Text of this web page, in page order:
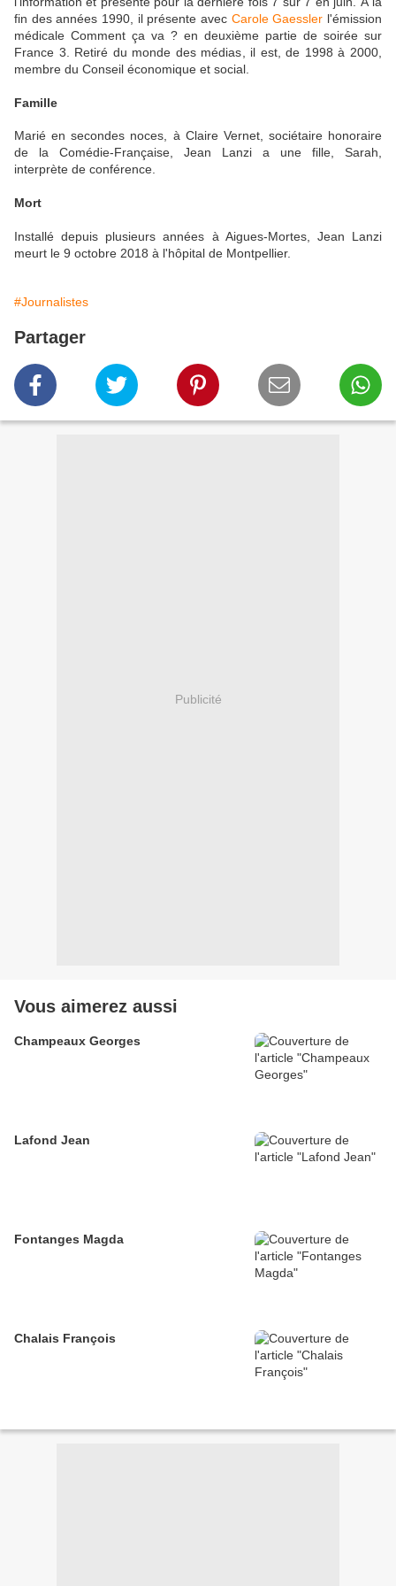
fin des années 1990, il présente avec Carole Gaessler l'émission
médicale Comment ça va ? en deuxième partie de soirée sur
France 3. Retiré du monde des médias, il est, de 1998 à 2000,
membre du Conseil économique et social.
Famille
Marié en secondes noces, à Claire Vernet, sociétaire honoraire
de la Comédie-Française, Jean Lanzi a une fille, Sarah,
interprète de conférence.
Mort
Installé depuis plusieurs années à Aigues-Mortes, Jean Lanzi
meurt le 9 octobre 2018 à l'hôpital de Montpellier.
#Journalistes
Partager
Publicité
Vous aimerez aussi
Champeaux Georges
Lafond Jean
Fontanges Magda
Chalais François